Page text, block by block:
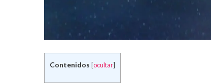
Contenidos [ocultar]